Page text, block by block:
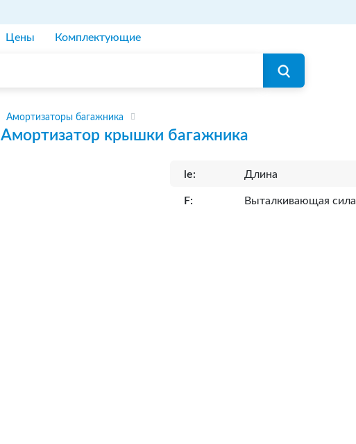
Цены Комплектующие
Амортизаторы багажника
Амортизатор крышки багажника
le: Длина
F: Выталкивающая сила